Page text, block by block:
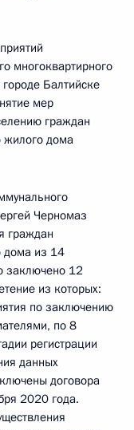
многоквартирного
Балтийске
мер
граждан
жилого дома
Черномаз
граждан
дома из 14
заключено 12
из которых:
по заключению
по 8
регистрации
данных
договора
2020 года.